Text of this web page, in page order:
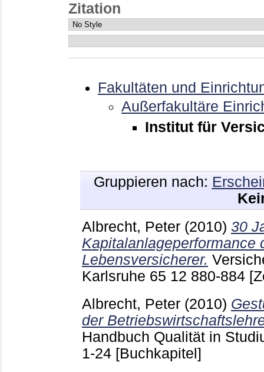
Zitation
Fakultäten und
Außerfakultäre
Institut für
Gruppieren nach:
Albrecht, Peter (2010) 30
Kapitalanlageperformance
Lebensversicherer.
Karlsruhe 65 12 880-884
Albrecht, Peter (2010)
der
Handbuch Qualität in
1-24 [Buchkapitel]